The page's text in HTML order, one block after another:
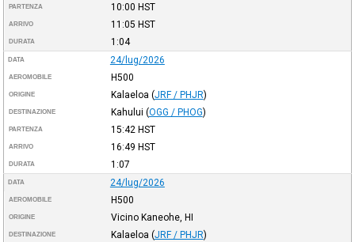
PARTENZA 10:00 HST
ARRIVO 11:05 HST
DURATA 1:04
DATA 24/lug/2026
AEROMOBILE H500
ORIGINE Kalaeloa (JRF / PHJR)
DESTINAZIONE Kahului (OGG / PHOG)
PARTENZA 15:42 HST
ARRIVO 16:49 HST
DURATA 1:07
DATA 24/lug/2026
AEROMOBILE H500
ORIGINE Vicino Kaneohe, HI
DESTINAZIONE Kalaeloa (JRF / PHJR)